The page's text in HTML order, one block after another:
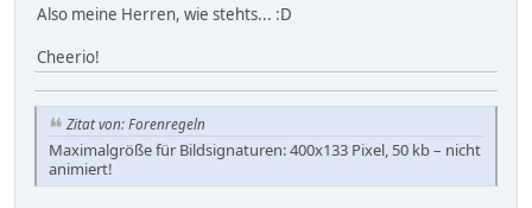
Also meine Herren, wie stehts... :D
Cheerio!
Zitat von: Forenregeln
Maximalgröße für Bildsignaturen: 400x133 Pixel, 50 kb – nicht
animiert!